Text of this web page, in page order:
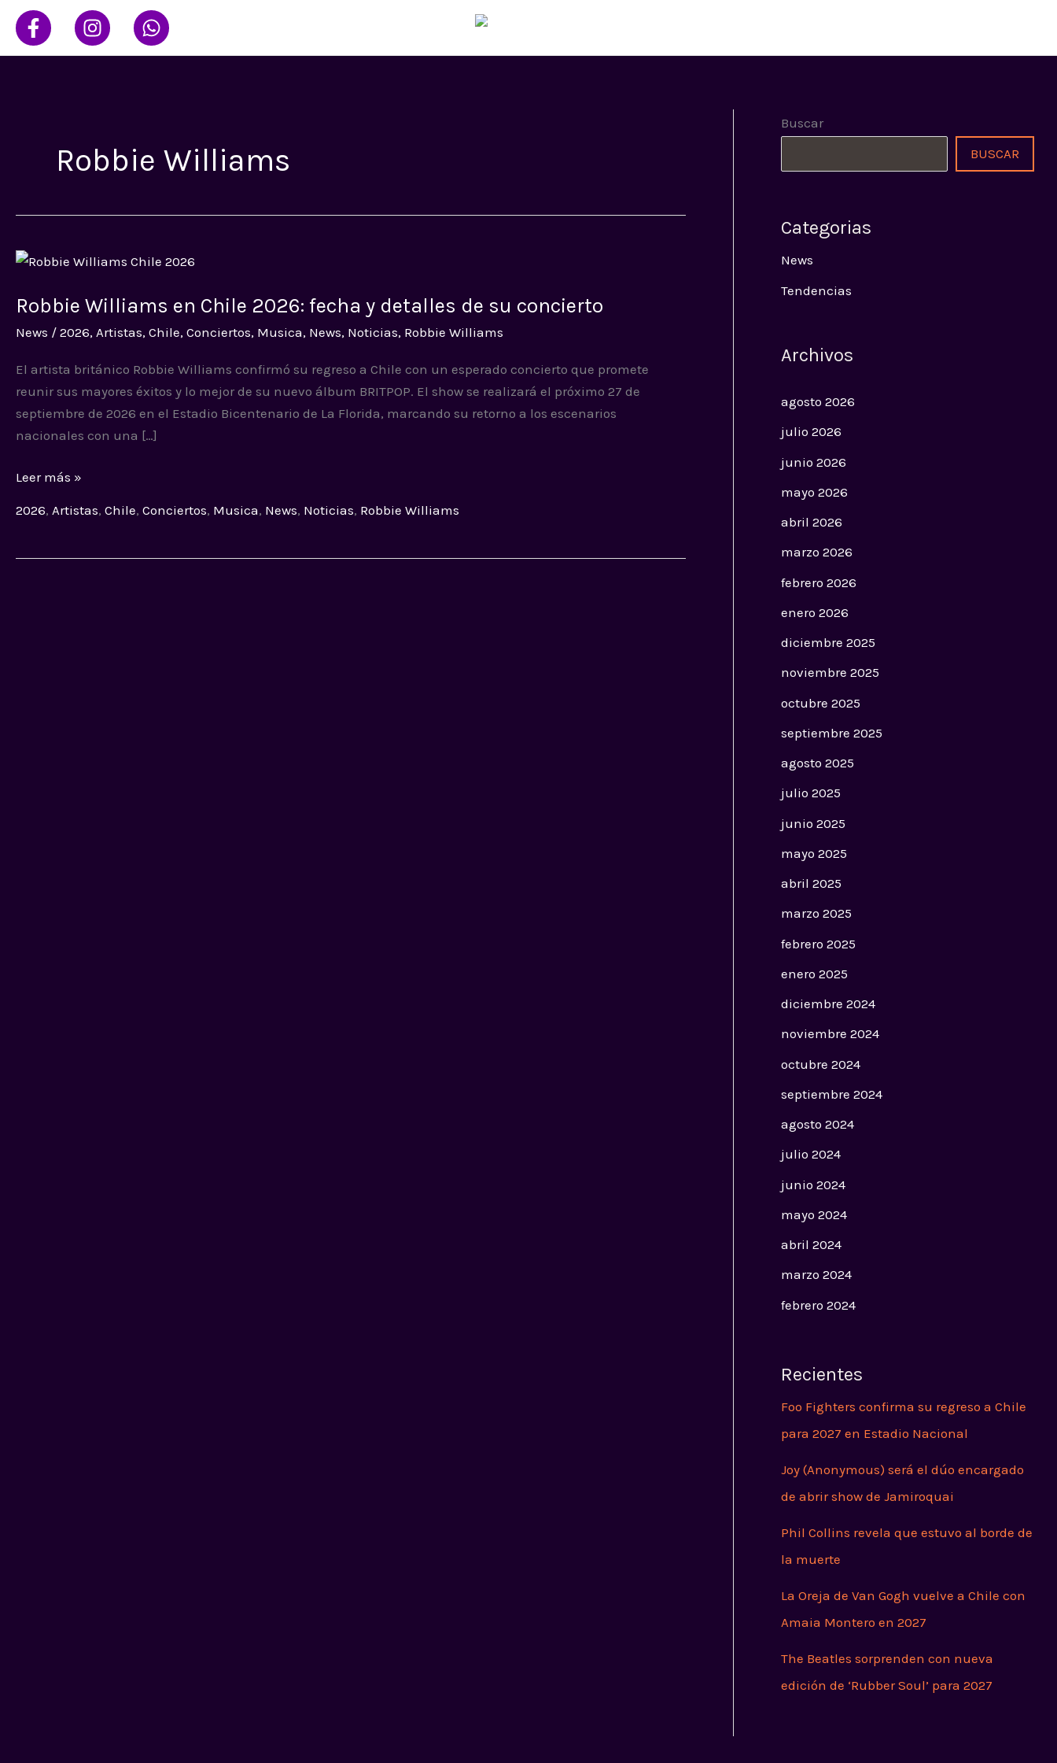
contenido
Robbie Williams
Robbie Williams en Chile 2026: fecha y detalles de su concierto
News / 2026, Artistas, Chile, Conciertos, Musica, News, Noticias, Robbie Williams
El artista británico Robbie Williams confirmó su regreso a Chile con un esperado concierto que promete
reunir sus mayores éxitos y lo mejor de su nuevo álbum BRITPOP. El show se realizará el próximo 27 de
septiembre de 2026 en el Estadio Bicentenario de La Florida, marcando su retorno a los escenarios
nacionales con una […]
Robbie
en
Chile
fecha
y
detalles
de
concierto
Leer más »
2026, Artistas, Chile, Conciertos, Musica, News, Noticias, Robbie Williams
Buscar
BUSCAR
Categorias
News
Tendencias
Archivos
agosto 2026
julio 2026
junio 2026
mayo 2026
abril 2026
marzo 2026
febrero 2026
enero 2026
diciembre 2025
noviembre 2025
octubre 2025
septiembre 2025
agosto 2025
julio 2025
junio 2025
mayo 2025
abril 2025
marzo 2025
febrero 2025
enero 2025
diciembre 2024
noviembre 2024
octubre 2024
septiembre 2024
agosto 2024
julio 2024
junio 2024
mayo 2024
abril 2024
marzo 2024
febrero 2024
Recientes
Foo Fighters confirma su regreso a Chile
para 2027 en Estadio Nacional
Joy (Anonymous) será el dúo encargado
de abrir show de Jamiroquai
Phil Collins revela que estuvo al borde de
la muerte
La Oreja de Van Gogh vuelve a Chile con
Amaia Montero en 2027
The Beatles sorprenden con nueva
edición de ‘Rubber Soul’ para 2027